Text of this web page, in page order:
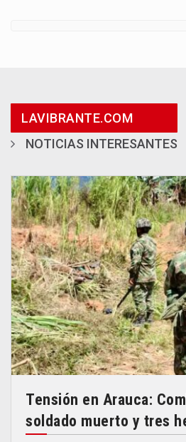
LAVIBRANTE.COM
NOTICIAS INTERESANTES
Tensión en Arauca:
soldado muerto y tres